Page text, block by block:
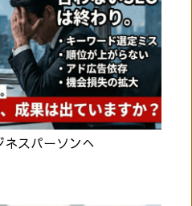
スパーソンへ